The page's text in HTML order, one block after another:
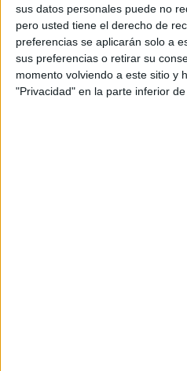
sus datos personales puede no
pero usted tiene el derecho de
preferencias se aplicarán solo a
sus preferencias o retirar su
momento volviendo a este sitio y
"Privacidad" en la parte inferior de
La plantilla de l'hotel
200 persones segons
D'aquests, gairebé la
discontinus i la resta